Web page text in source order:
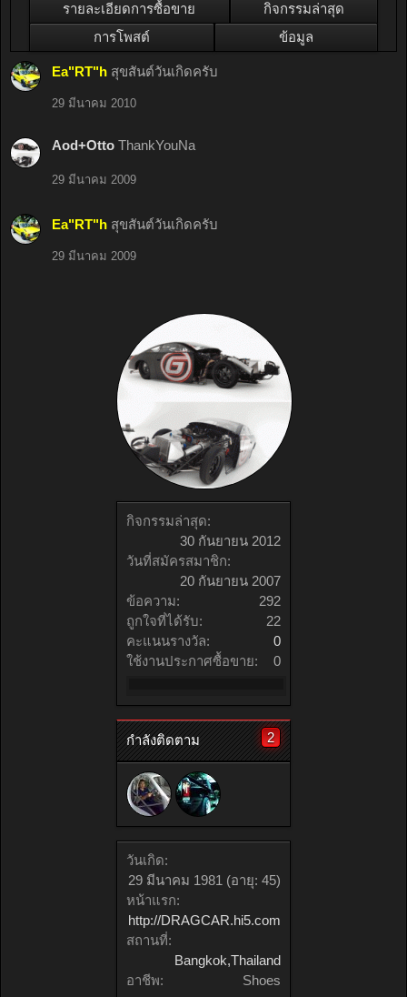
กิจกรรมล่าสุด:
30 กันยายน 2012
วันที่สมัครสมาชิก:
20 กันยายน 2007
ข้อความ:
292
ถูกใจที่ได้รับ:
22
คะแนนรางวัล:
0
ใช้งานประกาศซื้อขาย:
0
กำลังติดตาม 2
วันเกิด:
29 มีนาคม 1981 (อายุ: 45)
หน้าแรก:
http://DRAGCAR.hi5.com
สถานที่:
Bangkok,Thailand
อาชีพ:
Shoes
รายละเอียดการซื้อขาย
กิจกรรมล่าสุด
การโพสต์
ข้อมูล
Ea"RT"h สุขสันต์วันเกิดครับ
29 มีนาคม 2010
Aod+Otto ThankYouNa
29 มีนาคม 2009
Ea"RT"h สุขสันต์วันเกิดครับ
29 มีนาคม 2009